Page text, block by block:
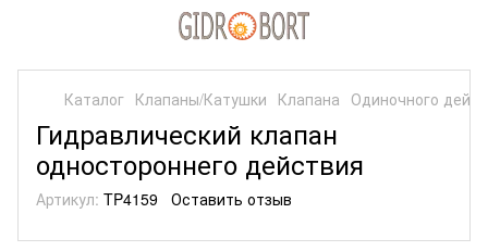
Каталог Клапаны/Катушки Клапана Одиночного
Гидравлический клапан
одностороннего действия
Артикул: TP4159 Оставить отзыв